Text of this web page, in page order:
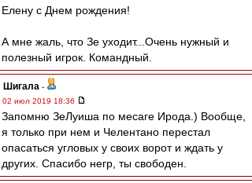
Елену с Днем рождения!
А мне жаль, что Зе уходит...Очень нужный и
полезный игрок. Командный.
Шигала -
02 июл 2019 18:36
Запомню ЗеЛуиша по месаге Ирода.) Вообще,
я только при нем и Челентано перестал
опасаться угловых у своих ворот и ждать у
других. Спасибо негр, ты свободен.